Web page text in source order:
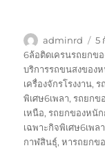
ผู้
เขียน
adminrd
เ
เ
5
6ล้อติดเครนรถยกข
บริการรถขนสงของ
เครื่องจักรโรงงาน,ร
พิเศษ6เพลา,รถยกข
เหนือ,รถยกของหนั
เฉพาะกิจพิเศษ6เพลา
กาฬสินธุ์,หารถยกข